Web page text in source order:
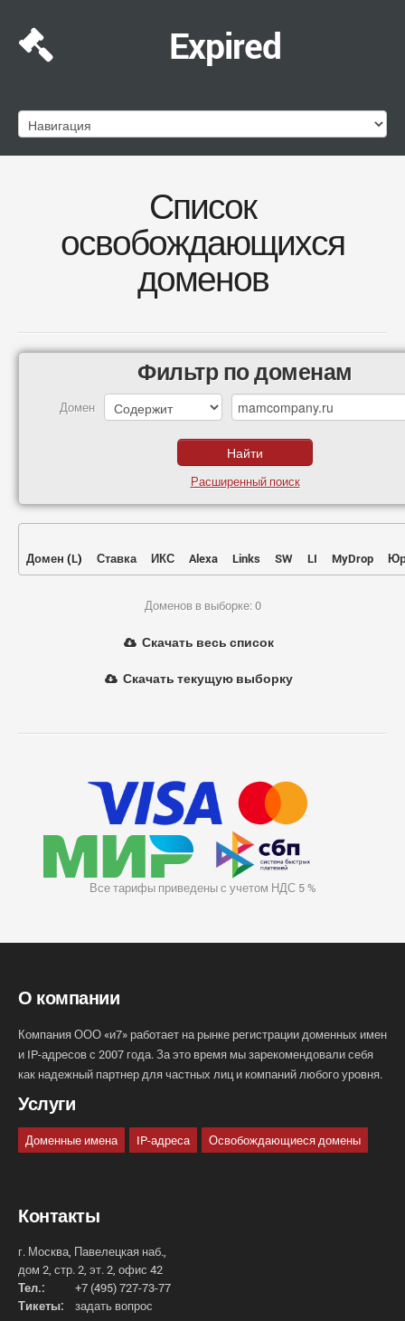
Expired
Список
освобождающихся
доменов
Фильтр по доменам
Домен
Расширенный поиск
Домен (L) Ставка ИКС Alexa Links SW LI MyDrop
Доменов в выборке: 0
Скачать весь список
Скачать текущую выборку
Все тарифы приведены с учетом НДС 5 %
О компании
Компания ООО «и7» работает на рынке регистрации доменных имен
и IP-адресов с 2007 года. За это время мы зарекомендовали себя
как надежный партнер для частных лиц и компаний любого уровня.
Услуги
Доменные имена IP-адреса Освобождающиеся домены
Контакты
г. Москва, Павелецкая наб.,
дом 2, стр. 2, эт. 2, офис 42
Тел.:
+7 (495) 727-73-77
Тикеты:
задать вопрос